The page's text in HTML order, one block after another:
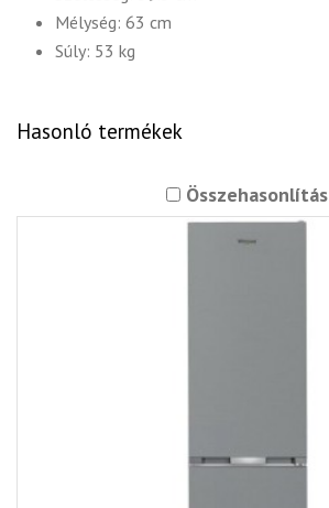
Mélység: 63 cm
Súly: 53 kg
Hasonló termékek
Összehasonlítás